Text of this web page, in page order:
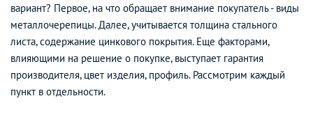
вариант? Первое, на что обращает внимание покупатель - виды
металлочерепицы. Далее, учитывается толщина стального
листа, содержание цинкового покрытия. Еще факторами,
влияющими на решение о покупке, выступает гарантия
производителя, цвет изделия, профиль. Рассмотрим каждый
пункт в отдельности.